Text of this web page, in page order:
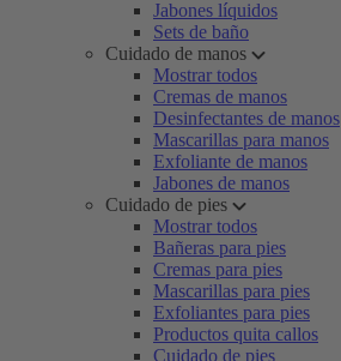
Jabones líquidos
Sets de baño
Cuidado de manos
Mostrar todos
Cremas de manos
Desinfectantes de manos
Mascarillas para manos
Exfoliante de manos
Jabones de manos
Cuidado de pies
Mostrar todos
Bañeras para pies
Cremas para pies
Mascarillas para pies
Exfoliantes para pies
Productos quita callos
Cuidado de pies